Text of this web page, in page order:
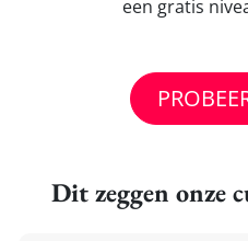
een gratis
Dit zeggen onze